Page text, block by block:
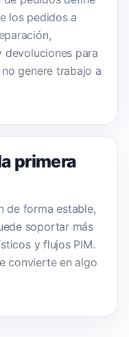
los pedidos a
devoluciones para
genere trabajo a
primera
de forma estable,
soportar más
y flujos PIM.
convierte en algo